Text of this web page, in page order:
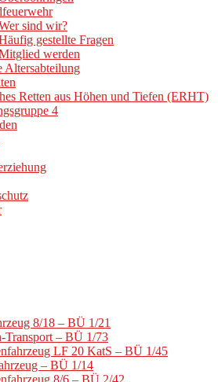
sind wir?
gestellte Fragen
werden
Altersabteilung
Retten aus Höhen und Tiefen (ERHT)
4
8/18 – BÜ 1/21
Transport – BÜ 1/73
LF 20 KatS – BÜ 1/45
– BÜ 1/14
8/6 – BÜ 2/42